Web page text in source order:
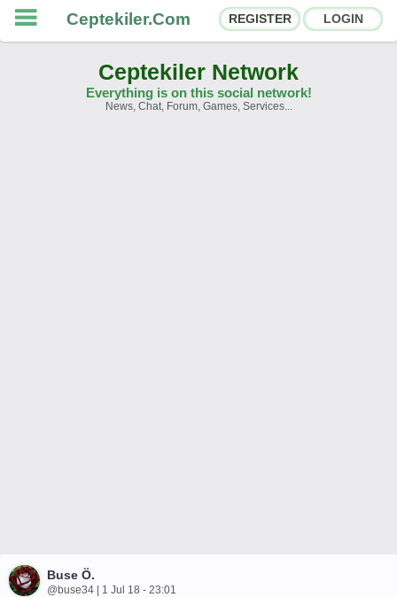
Ceptekiler.Com REGISTER LOGIN
Ceptekiler Network
Everything is on this social network!
News, Chat, Forum, Games, Services...
Buse Ö.
@buse34 | 1 Jul 18 - 23:01